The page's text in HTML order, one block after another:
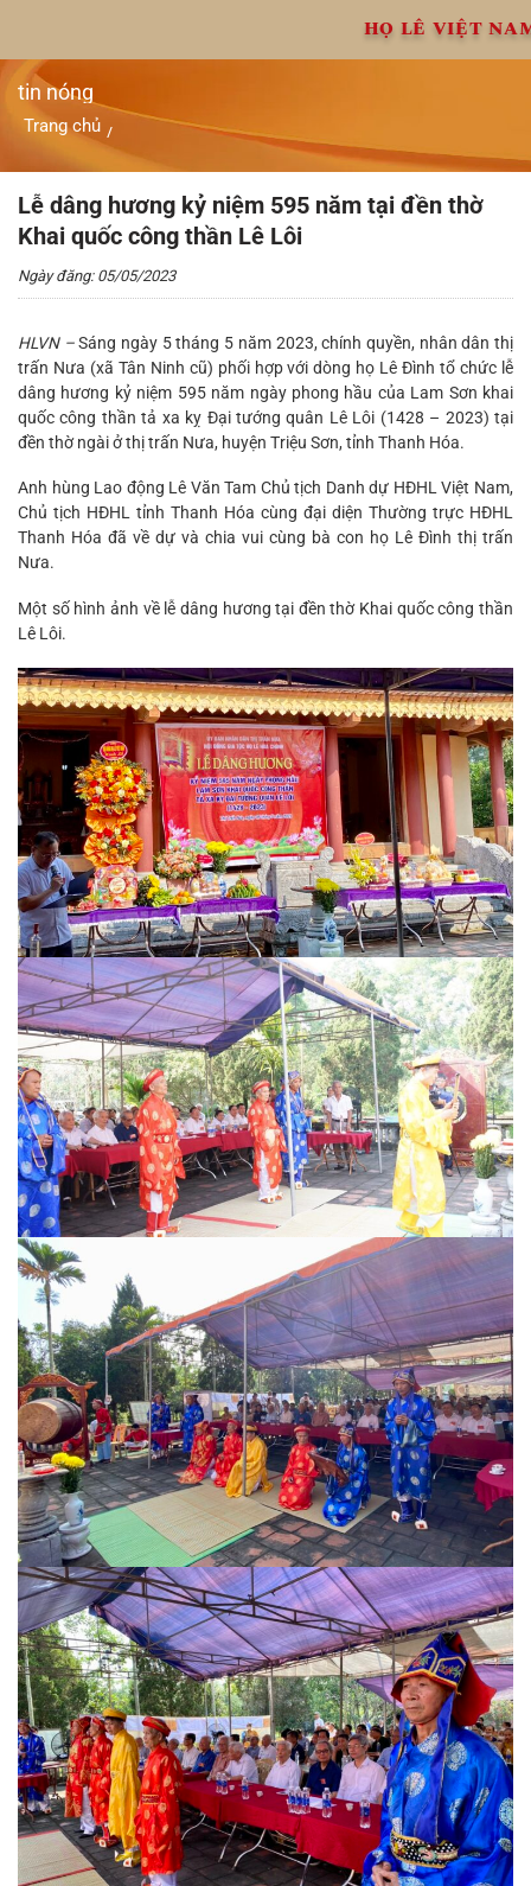
nội
dung
HỌ LÊ VIỆT
tin nóng
Trang chủ /
Lễ dâng hương kỷ niệm 595 năm tại đền thờ Khai quốc công
thần Lê Lôi
Lễ dâng hương kỷ niệm 595 năm tại đền thờ
Khai quốc công thần Lê Lôi
Ngày đăng: 05/05/2023
HLVN –Sáng ngày 5 tháng 5 năm 2023, chính quyền, nhân dân thị
trấn Nưa (xã Tân Ninh cũ) phối hợp với dòng họ Lê Đình tổ chức lễ
dâng hương kỷ niệm 595 năm ngày phong hầu của Lam Sơn khai
quốc công thần tả xa kỵ Đại tướng quân Lê Lôi (1428 – 2023) tại
đền thờ ngài ở thị trấn Nưa, huyện Triệu Sơn, tỉnh Thanh Hóa.
Anh hùng Lao động Lê Văn Tam Chủ tịch Danh dự HĐHL Việt Nam,
Chủ tịch HĐHL tỉnh Thanh Hóa cùng đại diện Thường trực HĐHL
Thanh Hóa đã về dự và chia vui cùng bà con họ Lê Đình thị trấn
Nưa.
Một số hình ảnh về lễ dâng hương tại đền thờ Khai quốc công thần
Lê Lôi.